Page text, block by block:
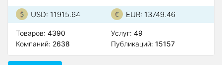
USD: 11915.64 EUR: 13749.46
Товаров: 4390
Компаний: 2638
Услуг: 49
Публикаций: 15157